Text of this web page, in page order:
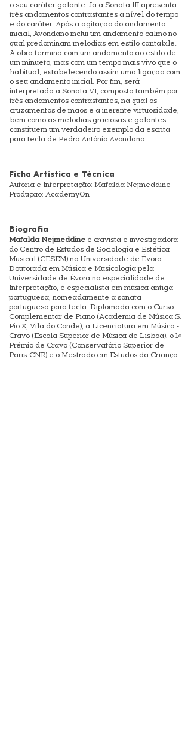
o seu caráter galante. Já a Sonata III apresenta
três andamentos contrastantes a nível do tempo
e do caráter. Após a agitação do andamento
inicial, Avondano inclui um andamento calmo no
qual predominam melodias em estilo cantabile.
A obra termina com um andamento ao estilo de
um minueto, mas com um tempo mais vivo que o
habitual, estabelecendo assim uma ligação com
o seu andamento inicial. Por fim, será
interpretada a Sonata VI, composta também por
três andamentos contrastantes, na qual os
cruzamentos de mãos e a inerente virtuosidade,
bem como as melodias graciosas e galantes
constituem um verdadeiro exemplo da escrita
para tecla de Pedro António Avondano.
Ficha Artística e Técnica
Autoria e Interpretação: Mafalda Nejmeddine
Produção: AcademyOn
Biografia
Mafalda Nejmeddine é cravista e investigadora
do Centro de Estudos de Sociologia e Estética
Musical (CESEM) na Universidade de Évora.
Doutorada em Música e Musicologia pela
Universidade de Évora na especialidade de
Interpretação, é especialista em música antiga
portuguesa, nomeadamente a sonata
portuguesa para tecla. Diplomada com o Curso
Complementar de Piano (Academia de Música S.
Pio X, Vila do Conde), a Licenciatura em Música -
Cravo (Escola Superior de Música de Lisboa), o 1º
Prémio de Cravo (Conservatório Superior de
Paris-CNR) e o Mestrado em Estudos da Criança -